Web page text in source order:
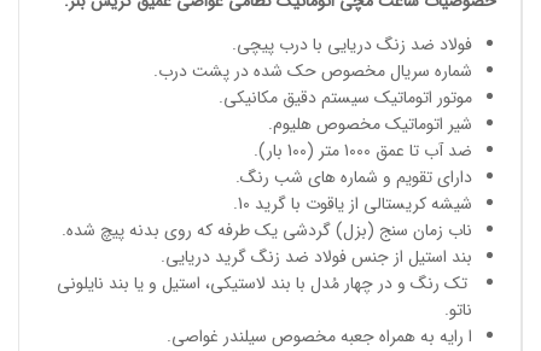
فولاد ضد زنگ دریایی با درب پیچی.
شماره سریال مخصوص حک شده در پشت درب.
موتور اتوماتیک سیستم دقیق مکانیکی.
شیر اتوماتیک مخصوص هلیوم.
ضد آب تا عمق 1000 متر (100 بار).
دارای تقویم و شماره های شب رنگ.
شیشه کریستالی از یاقوت با گرید 10.
ناب زمان سنج (بزل) گردشی یک طرفه که روی بدنه پیچ شده.
بند استیل از جنس فولاد ضد زنگ گرید دریایی.
تک رنگ و در چهار مُدل با بند لاستیکی، استیل و یا بند نایلونی
ناتو.
ا رایه به همراه جعبه مخصوص سیلندر غواصی.